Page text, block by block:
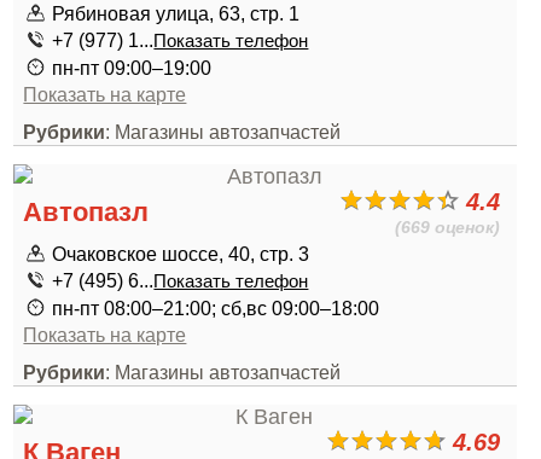
Рябиновая улица, 63, стр. 1
+7 (977) 1...Показать телефон
пн-пт 09:00–19:00
Показать на карте
Рубрики: Магазины автозапчастей
4.4
(669 оценок)
Автопазл
Очаковское шоссе, 40, стр. 3
+7 (495) 6...Показать телефон
пн-пт 08:00–21:00; сб,вс 09:00–18:00
Показать на карте
Рубрики: Магазины автозапчастей
4.69
К Ваген